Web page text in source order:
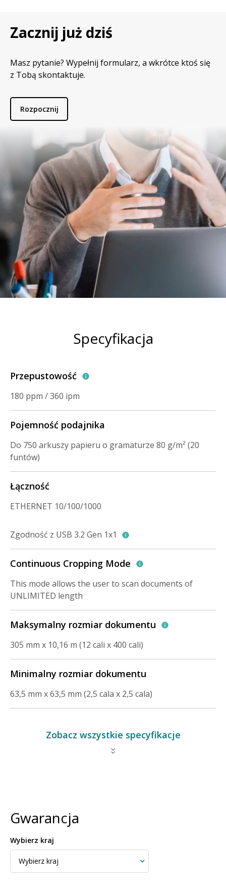
Zacznij już dziś
Masz pytanie? Wypełnij formularz, a wkrótce ktoś się
z Tobą skontaktuje.
Rozpocznij
Specyfikacja
Przepustowość
180 ppm / 360 ipm
Pojemność podajnika
Do 750 arkuszy papieru o gramaturze 80 g/m² (20
funtów)
Łączność
ETHERNET 10/100/1000
Zgodność z USB 3.2 Gen 1x1
Continuous Cropping Mode
This mode allows the user to scan documents of
UNLIMITED length
Maksymalny rozmiar dokumentu
305 mm x 10,16 m (12 cali x 400 cali)
Minimalny rozmiar dokumentu
63,5 mm x 63,5 mm (2,5 cala x 2,5 cala)
Zobacz wszystkie specyfikacje
Gwarancja
Wybierz kraj